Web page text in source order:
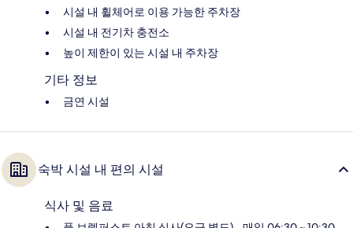
시설 내 휠체어로 이용 가능한 주차장
시설 내 전기차 충전소
높이 제한이 있는 시설 내 주차장
기타 정보
금연 시설
숙박 시설 내 편의 시설
식사 및 음료